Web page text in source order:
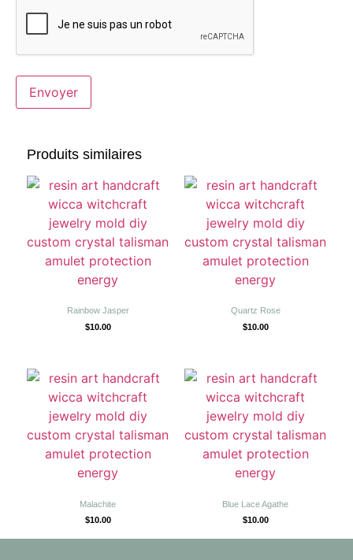
Produits similaires
Rainbow Jasper
$10.00
Quartz Rose
$10.00
Malachite
$10.00
Blue Lace Agathe
$10.00